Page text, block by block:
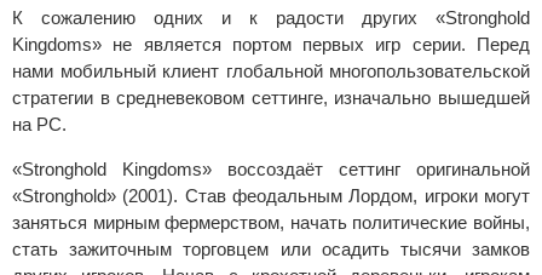
К сожалению одних и к радости других «Stronghold
Kingdoms» не является портом первых игр серии. Перед
нами мобильный клиент глобальной многопользовательской
стратегии в средневековом сеттинге, изначально вышедшей
на PC.
«Stronghold Kingdoms» воссоздаёт сеттинг оригинальной
«Stronghold» (2001). Став феодальным Лордом, игроки могут
заняться мирным фермерством, начать политические войны,
стать зажиточным торговцем или осадить тысячи замков